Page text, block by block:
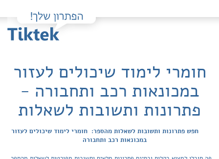
חומרי לימוד שיכולים לעזור
במכונאות רכב ותחבורה -
פתרונות ותשובות לשאלות
חפש פתרונות ותשובות לשאלות מהספר: חומרי לימוד שיכולים לעזור
במכונאות רכב ותחבורה